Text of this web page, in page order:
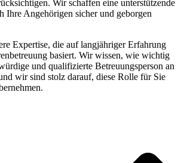
Wir schaffen eine unterstützende
Ihre Angehörigen sicher und geborgen
Expertise, die auf langjähriger Erfahrung
basiert. Wir wissen, wie wichtig
und qualifizierte Betreuungsperson an
wir sind stolz darauf, diese Rolle für Sie